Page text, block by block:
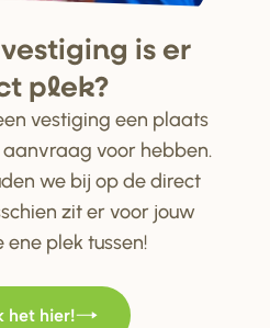
stiging is er
plek?
vestiging een plaats
voor hebben.
we bij op de direct
zit er voor jouw
ene plek tussen!
het hier!